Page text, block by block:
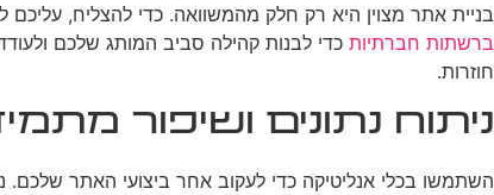
בניית אתר מצוין היא רק חלק מהמשוואה. כדי להצליח,
ברשתות חברתיות כדי לבנות קהילה סביב המותג שלכם
חוזרות.
ניתוח נתונים ושיפור
השתמשו בכלי אנליטיקה כדי לעקוב אחר ביצועי האתר שלכם.